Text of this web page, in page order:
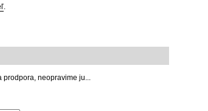
.
neopravime ju...